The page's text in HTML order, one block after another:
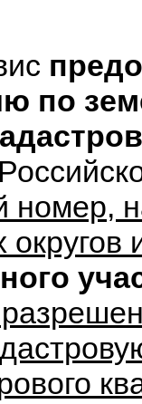
по
номер,